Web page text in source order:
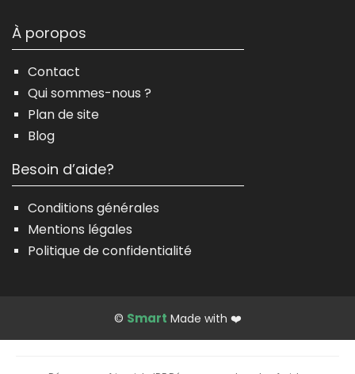
À poropos
Contact
Qui sommes-nous ?
Plan de site
Blog
Besoin d’aide?
Conditions générales
Mentions légales
Politique de confidentialité
© Smart Made with ❤️